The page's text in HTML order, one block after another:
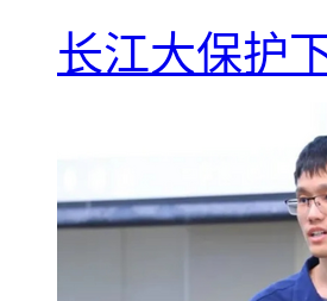
长江大保护